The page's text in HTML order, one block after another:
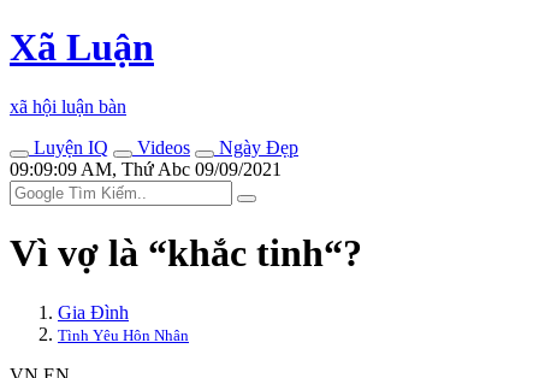
Xã Luận
xã hội luận bàn
Luyện IQ
Videos
Ngày Đẹp
09:09:09 AM, Thứ Abc 09/09/2021
Vì vợ là “khắc tinh“?
Gia Đình
Tình Yêu Hôn Nhân